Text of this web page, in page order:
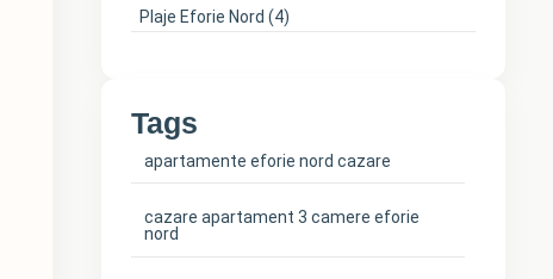
Plaje Eforie Nord (4)
Tags
apartamente eforie nord cazare
cazare apartament 3 camere eforie
nord